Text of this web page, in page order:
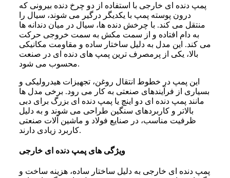
پمپ دنده ای خارجی با استفاده از دو چرخ دنده بیرونی که
درون پوسته پمپ با یکدیگر درگیر می شوند، سیال را
منتقل می کند. با چرخش دنده ها، سیال در میان دندانه ها
به دام افتاده و از سمت مکش به سمت خروجی حرکت
می کند. این مدل به دلیل ساختار ساده و مقاومت مکانیکی
بالا، یکی از پرمصرف ترین پمپ های دنده ای در صنعت
محسوب می شود.
این پمپ در خطوط انتقال روغن، تجهیزات هیدرولیکی و
بسیاری از فرآیندهای صنعتی به کار می رود. برخی مدل ها
مانند پمپ دنده ای دو اینچ یا پمپ دنده ای بزرگ برای دبی
بالاتر و کاربردهای سنگین طراحی می شوند و به دلیل
ظرفیت مناسب، در صنایع فولاد و ماشین آلات صنعتی
کاربرد زیادی دارند.
ویژگی های پمپ دنده ای خارجی
پمپ دنده ای خارجی به دلیل ساختار ساده، هزینه ساخت و